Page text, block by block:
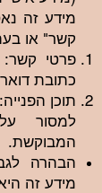
מידע זה
קשר" או
פרטי
כתובת
תוכן
למסור
המבוקשת.
הבהרה
מידע זה